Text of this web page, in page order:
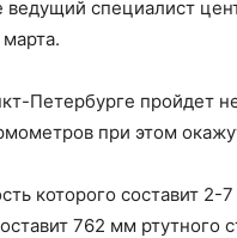
специалист
Петербурге пройдет
при этом
которого составит 2-
762 мм